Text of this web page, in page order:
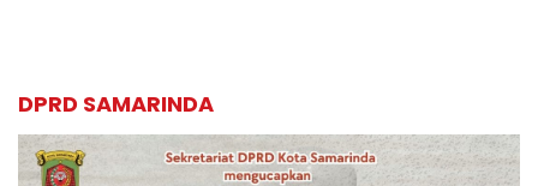
DPRD SAMARINDA